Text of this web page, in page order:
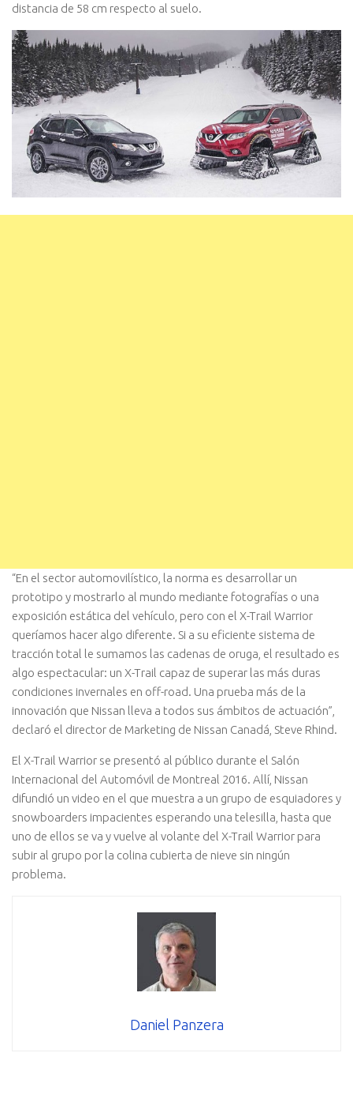
distancia de 58 cm respecto al suelo.
“En el sector automovilístico, la norma es desarrollar un
prototipo y mostrarlo al mundo mediante fotografías o una
exposición estática del vehículo, pero con el X-Trail Warrior
queríamos hacer algo diferente. Si a su eficiente sistema de
tracción total le sumamos las cadenas de oruga, el resultado es
algo espectacular: un X-Trail capaz de superar las más duras
condiciones invernales en off-road. Una prueba más de la
innovación que Nissan lleva a todos sus ámbitos de actuación”,
declaró el director de Marketing de Nissan Canadá, Steve Rhind.
El X-Trail Warrior se presentó al público durante el Salón
Internacional del Automóvil de Montreal 2016. Allí, Nissan
difundió un video en el que muestra a un grupo de esquiadores y
snowboarders impacientes esperando una telesilla, hasta que
uno de ellos se va y vuelve al volante del X-Trail Warrior para
subir al grupo por la colina cubierta de nieve sin ningún
problema.
Daniel Panzera